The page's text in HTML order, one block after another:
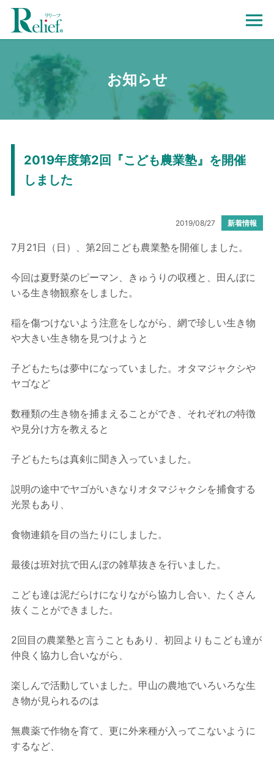
お知らせ
2019年度第2回『こども農業塾』を開催
しました
2019/08/27 新着情報
7月21日（日）、第2回こども農業塾を開催しました。
今回は夏野菜のピーマン、きゅうりの収穫と、田んぼに
いる生き物観察をしました。
稲を傷つけないよう注意をしながら、網で珍しい生き物
や大きい生き物を見つけようと
子どもたちは夢中になっていました。オタマジャクシや
ヤゴなど
数種類の生き物を捕まえることができ、それぞれの特徴
や見分け方を教えると
子どもたちは真剣に聞き入っていました。
説明の途中でヤゴがいきなりオタマジャクシを捕食する
光景もあり、
食物連鎖を目の当たりにしました。
最後は班対抗で田んぼの雑草抜きを行いました。
こども達は泥だらけになりながら協力し合い、たくさん
抜くことができました。
2回目の農業塾と言うこともあり、初回よりもこども達が
仲良く協力し合いながら、
楽しんで活動していました。甲山の農地でいろいろな生
き物が見られるのは
無農薬で作物を育て、更に外来種が入ってこないように
するなど、